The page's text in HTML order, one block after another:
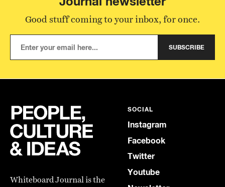
Good stuff coming to your inbox, for once.
SUBSCRIBE
Whiteboard Journal is the
SOCIAL
Instagram
Facebook
Twitter
Youtube